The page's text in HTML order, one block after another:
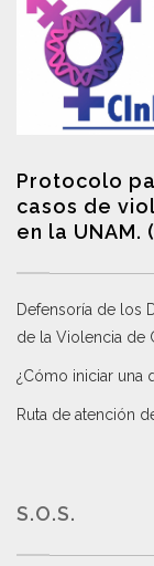
Protocolo
casos de
en la UNAM.
Defensoría de los
de la Violencia de
¿Cómo iniciar una
Ruta de atención
S.O.S.